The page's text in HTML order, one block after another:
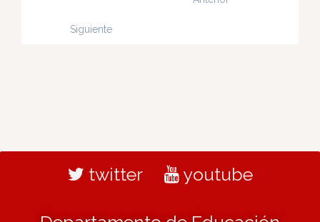
Siguiente
twitter youtube